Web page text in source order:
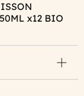
x12 BIO